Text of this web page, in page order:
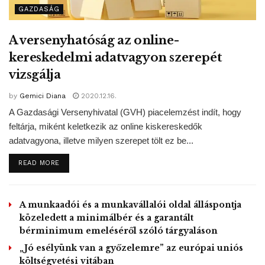
Vámos György, a szövetség főtitkára. Megjegyezte, hogy
tartós áruhiányra nem kell számítani, legfeljebb
szélsőséges esetben fordulhat elő, hogy egy árucikk
készlete kimerül.
„Továbbra is arra biztatjuk a vevőket, hogy átgondoltan
vásároljanak, és ne halmozzanak fel indokolatlan
mennyiségű élelmiszerkészleteket” – hangsúlyozta Vámos
György.
Tags: kereskedelem koronavírus Magyarország
GAZDASÁG
A versenyhatóság az online-
kereskedelmi adatvagyon szerepét
vizsgálja
by Gemici Diana 2020.12.16.
A Gazdasági Versenyhivatal (GVH) piacelemzést indít, hogy
feltárja, miként keletkezik az online kiskereskedők
adatvagyona, illetve milyen szerepet tölt ez be...
READ MOREDETAILS
A munkaadói és a munkavállalói oldal álláspontja
közeledett a minimálbér és a garantált
bérminimum emeléséről szóló tárgyaláson
„Jó esélyünk van a győzelemre” az európai uniós
költségvetési vitában